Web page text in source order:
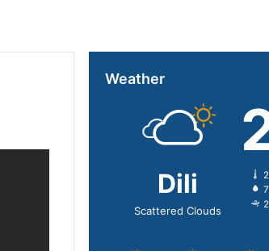
Weather
Dili
Scattered Clouds